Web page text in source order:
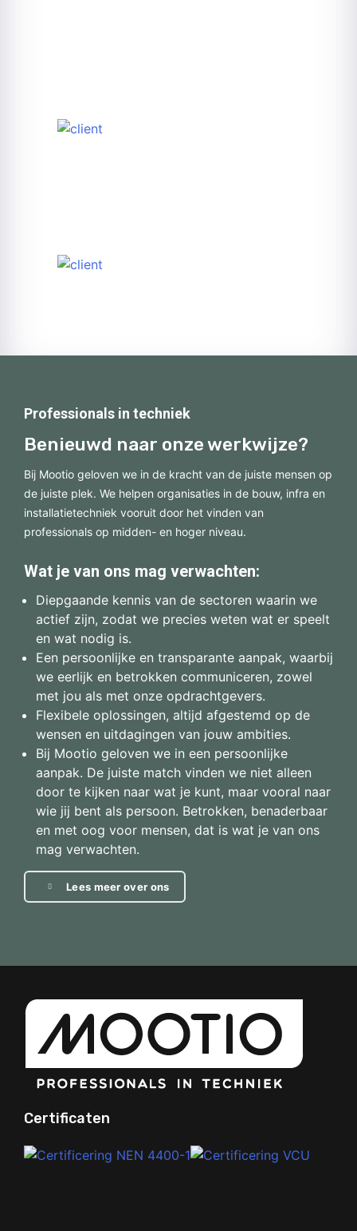
Professionals in techniek
Benieuwd naar onze werkwijze?
Bij Mootio geloven we in de kracht van de juiste mensen op
de juiste plek. We helpen organisaties in de bouw, infra en
installatietechniek vooruit door het vinden van
professionals op midden- en hoger niveau.
Wat je van ons mag verwachten:
Diepgaande kennis van de sectoren waarin we
actief zijn, zodat we precies weten wat er speelt
en wat nodig is.
Een persoonlijke en transparante aanpak, waarbij
we eerlijk en betrokken communiceren, zowel
met jou als met onze opdrachtgevers.
Flexibele oplossingen, altijd afgestemd op de
wensen en uitdagingen van jouw ambities.
Bij Mootio geloven we in een persoonlijke
aanpak. De juiste match vinden we niet alleen
door te kijken naar wat je kunt, maar vooral naar
wie jij bent als persoon. Betrokken, benaderbaar
en met oog voor mensen, dat is wat je van ons
mag verwachten.
Lees meer over ons
Certificaten